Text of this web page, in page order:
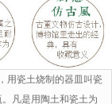
用瓷土烧制的器皿叫瓷
凡是用陶土和瓷土为